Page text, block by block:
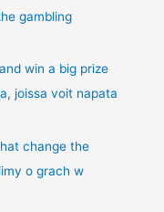
gambling
win a big prize
joissa voit napata
change the
o grach w